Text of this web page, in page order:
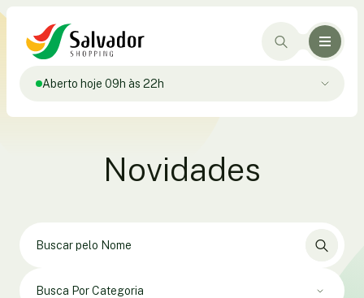
Aberto hoje 09h às 22h
Novidades
Busca Por Categoria